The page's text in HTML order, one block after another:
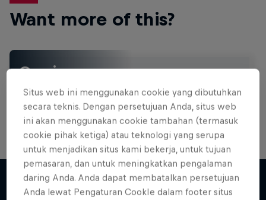
Want more of this?
Gaming
Level up with the latest games and esports news,
reviews and films. Learn tips on how to improve …
Situs web ini menggunakan cookie yang dibutuhkan
secara teknis. Dengan persetujuan Anda, situs web
ini akan menggunakan cookie tambahan (termasuk
cookie pihak ketiga) atau teknologi yang serupa
untuk menjadikan situs kami bekerja, untuk tujuan
pemasaran, dan untuk meningkatkan pengalaman
daring Anda. Anda dapat membatalkan persetujuan
Anda lewat Pengaturan CookIe dalam footer situs